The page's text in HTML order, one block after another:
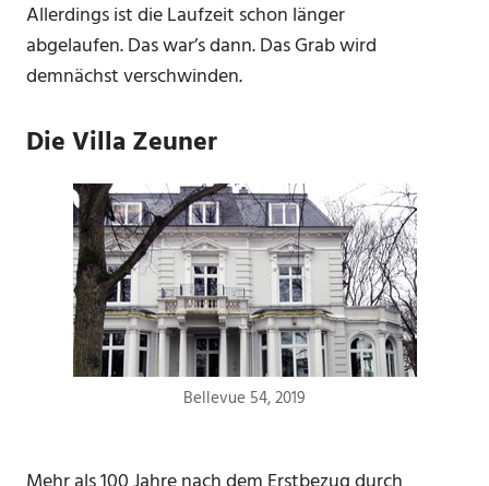
Allerdings ist die Laufzeit schon länger
abgelaufen. Das war’s dann. Das Grab wird
demnächst verschwinden.
Die Villa Zeuner
Bellevue 54, 2019